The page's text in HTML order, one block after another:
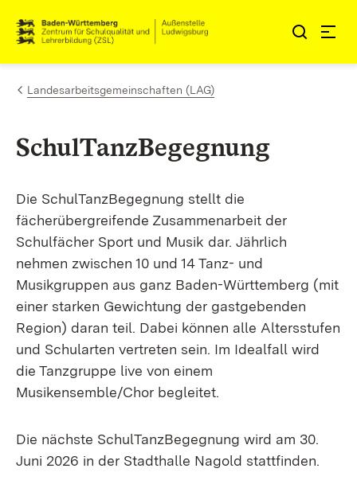
Zum Inhalt springen
Link zur Startseite
Landesarbeitsgemeinschaften (LAG)
SchulTanzBegegnung
Die SchulTanzBegegnung stellt die
fächerübergreifende Zusammenarbeit der
Schulfächer Sport und Musik dar. Jährlich
nehmen zwischen 10 und 14 Tanz- und
Musikgruppen aus ganz Baden-Württemberg (mit
einer starken Gewichtung der gastgebenden
Region) daran teil. Dabei können alle Altersstufen
und Schularten vertreten sein. Im Idealfall wird
die Tanzgruppe live von einem
Musikensemble/Chor begleitet.
Die nächste SchulTanzBegegnung wird am 30.
Juni 2026 in der Stadthalle Nagold stattfinden.